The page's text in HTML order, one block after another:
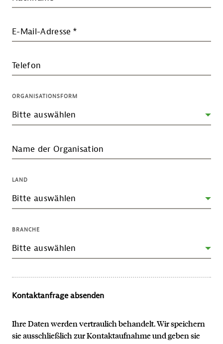
E-Mail-Adresse *
Telefon
ORGANISATIONSFORM
Name der Organisation
LAND
BRANCHE
Kontaktanfrage absenden
Ihre Daten werden vertraulich behandelt. Wir speichern
sie ausschließlich zur Kontaktaufnahme und geben sie